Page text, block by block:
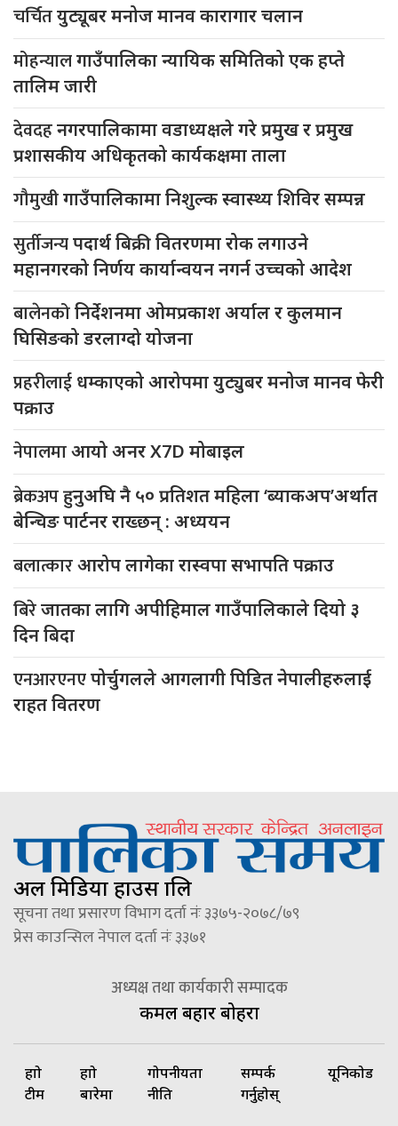
चर्चितयुट्यूबर मनोज मानव कारागार चलान
मोहन्यालगाउँपालिका न्यायिक समितिको एक हप्ते
तालिम जारी
देवदहनगरपालिकामा वडाध्यक्षले गरे प्रमुख र प्रमुख
प्रशासकीय अधिकृतको कार्यकक्षमा ताला
गौमुखीगाउँपालिकामा निशुल्क स्वास्थ्य शिविर सम्पन्न
सुर्तीजन्यपदार्थ बिक्री वितरणमा रोक लगाउने
महानगरको निर्णय कार्यान्वयन नगर्न उच्चको आदेश
बालेनकोनिर्देशनमा ओमप्रकाश अर्याल र कुलमान
घिसिङको डरलाग्दो योजना
प्रहरीलाई धम्काएको आरोपमा युट्युबर मनोज मानव फेरी
पक्राउ
नेपालमाआयो अनर X7D मोबाइल
ब्रेकअपहुनुअघि नै ५० प्रतिशत महिला ‘ब्याकअप’अर्थात
बेन्चिङ पार्टनर राख्छन् : अध्ययन
बलात्कारआरोप लागेका रास्वपा सभापति पक्राउ
बिरेजातका लागि अपीहिमाल गाउँपालिकाले दियो ३
दिन बिदा
एनआरएनएपोर्चुगलले आगलागी पिडित नेपालीहरुलाई
राहत वितरण
अल मिडिया हाउस प्रालि
सूचना तथा प्रसारण विभाग दर्ता नंः ३३७५-२०७८/७९
प्रेस काउन्सिल नेपाल दर्ता नंः ३३७१
अध्यक्ष तथा कार्यकारी सम्पादक
कमल बहादुर बोहरा
हाम्रो
टीम
हाम्रो
बारेमा
गोपनीयता
नीति
सम्पर्क
गर्नुहोस्
यूनिकोड